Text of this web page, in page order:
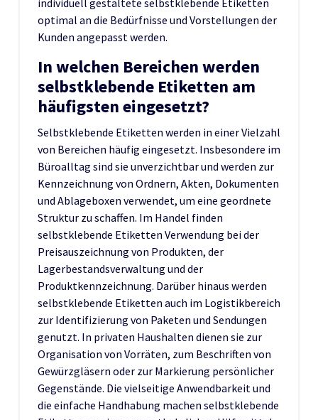
individuell gestaltete selbstklebende Etiketten
optimal an die Bedürfnisse und Vorstellungen der
Kunden angepasst werden.
In welchen Bereichen werden
selbstklebende Etiketten am
häufigsten eingesetzt?
Selbstklebende Etiketten werden in einer Vielzahl
von Bereichen häufig eingesetzt. Insbesondere im
Büroalltag sind sie unverzichtbar und werden zur
Kennzeichnung von Ordnern, Akten, Dokumenten
und Ablageboxen verwendet, um eine geordnete
Struktur zu schaffen. Im Handel finden
selbstklebende Etiketten Verwendung bei der
Preisauszeichnung von Produkten, der
Lagerbestandsverwaltung und der
Produktkennzeichnung. Darüber hinaus werden
selbstklebende Etiketten auch im Logistikbereich
zur Identifizierung von Paketen und Sendungen
genutzt. In privaten Haushalten dienen sie zur
Organisation von Vorräten, zum Beschriften von
Gewürzgläsern oder zur Markierung persönlicher
Gegenstände. Die vielseitige Anwendbarkeit und
die einfache Handhabung machen selbstklebende